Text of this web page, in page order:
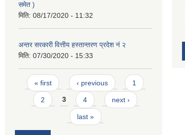
समेत )
मिति: 08/17/2020 - 11:32
अन्तर सरकारी वित्तीय हस्तान्तरण प्रदेश नं २
मिति: 07/30/2020 - 15:33
Pages
« first ‹ previous 1
2 3 4 next ›
last »